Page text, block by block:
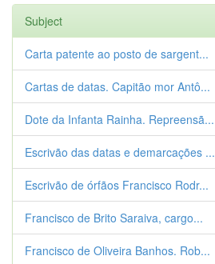
Subject
Carta patente ao posto de sargent...
Cartas de datas. Capitão mor Antô...
Dote da Infanta Rainha. Repreensã...
Escrivão das datas e demarcações ...
Escrivão de órfãos Francisco Rodr...
Francisco de Brito Saraiva, cargo...
Francisco de Oliveira Banhos. Rob...